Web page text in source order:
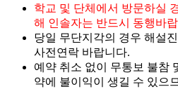
학교 및 단체에서 방문하실
해 인솔자는 반드시 동행바
당일 무단지각의 경우 해설
사전연락 바랍니다.
예약 취소 없이 무통보 불참
약에 불이익이 생길 수 있으